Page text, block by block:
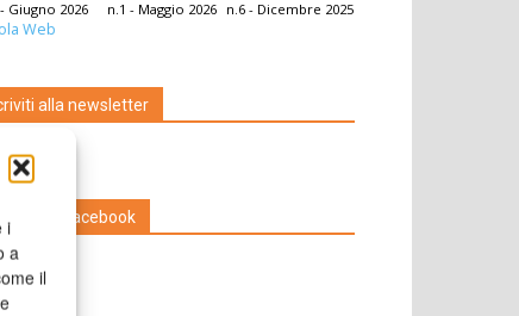
i
a
il
Giugno 2026 n.1 - Maggio 2026 n.6 - Dicembre 2025
Web
alla newsletter
su Facebook